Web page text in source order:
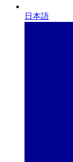
日本語